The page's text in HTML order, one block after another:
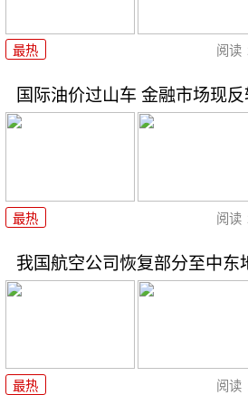
最热 阅读
国际油价过山车 金融市场现反
最热 阅读
我国航空公司恢复部分至中东
最热 阅读